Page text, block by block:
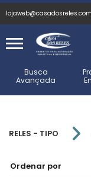
Busca
Avançada
RELES - TIPO
Ordenar por